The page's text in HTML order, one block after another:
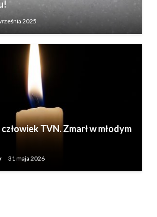
2025
TVN. Zmarł w młodym
31 maja 2026